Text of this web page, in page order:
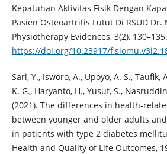
Kepatuhan Aktivitas Fisik Dengan
Pasien Osteoartritis Lutut Di RSUD Dr.
Physiotherapy Evidences, 3(2), 130–135.
https://doi.org/10.23917/
Sari, Y., Isworo, A., Upoyo, A. S., Taufik,
K. G., Haryanto, H., Yusuf, S.,
(2021). The differences in health-
between younger and older adults
in patients with type 2 diabetes
Health and Quality of Life Outcomes,